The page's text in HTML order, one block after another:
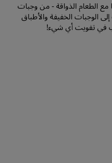
الطعام الذواقة - من وجبات
إلى الوجبات الخفيفة والأطباق
في تفويت أي شيء!